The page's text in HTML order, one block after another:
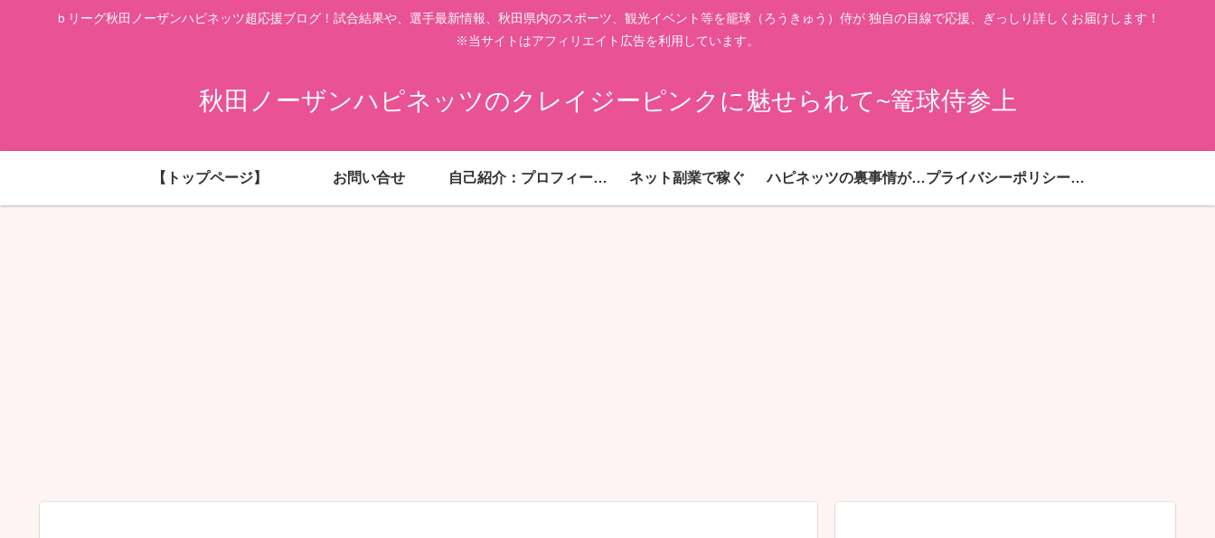
ｂリーグ秋田ノーザンハピネッツ超応援ブログ！試合結果や、選手最新情報、秋田県内のスポーツ、観光イベント等を籠球（ろうきゅう）侍が 独自の目線で応援、ぎっしり詳しくお届けします！
※当サイトはアフィリエイト広告を利用しています。
秋田ノーザンハピネッツのクレイジーピンクに魅せられて~篭球侍参上
【トップページ】 お問い合せ 自己紹介：プロフィール！ ネット副業で稼ぐ ハピネッツの裏事情が満載 プライバシーポリシー・免責事項